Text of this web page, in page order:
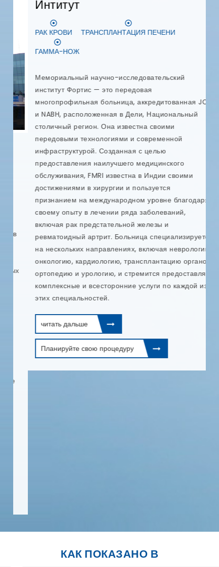
Интитут
РАК КРОВИ
ТРАНСПЛАНТАЦИЯ ПЕЧЕНИ
ГАММА-НОЖ
Мемориальный научно-исследовательский
институт Фортис — это передовая
многопрофильная больница, аккредитованная JCI
и NABH, расположенная в Дели, Национальный
столичный регион. Она известна своими
передовыми технологиями и современной
инфраструктурой. Созданная с целью
предоставления наилучшего медицинского
обслуживания, FMRI известна в Индии своими
достижениями в хирургии и пользуется
признанием на международном уровне благодаря
своему опыту в лечении ряда заболеваний,
включая рак предстательной железы и
ревматоидный артрит. Больница специализируется
на нескольких направлениях, включая неврологию,
онкологию, кардиологию, трансплантацию органов,
ортопедию и урологию, и стремится предоставлять
комплексные и всесторонние услуги по каждой из
этих специальностей.
читать дальше
Планируйте свою процедуру
КАК ПОКАЗАНО В